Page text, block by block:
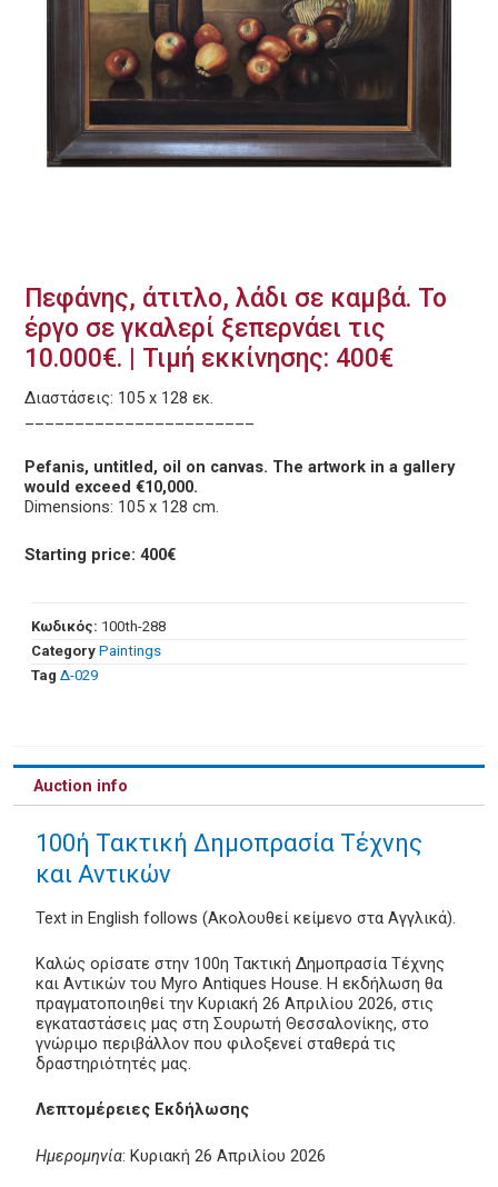
Πεφάνης, άτιτλο, λάδι σε καμβά. Το
έργο σε γκαλερί ξεπερνάει τις
10.000€. | Τιμή εκκίνησης: 400€
Διαστάσεις: 105 x 128 εκ.
Pefanis, untitled, oil on canvas. The artwork in a gallery
would exceed €10,000.
Dimensions: 105 x 128 cm.
Starting price: 400€
Κωδικός: 100th-288
Category Paintings
Tag Δ-029
Auction info
100ή Τακτική Δημοπρασία Τέχνης
και Αντικών
Text in English follows (Ακολουθεί κείμενο στα Αγγλικά).
Καλώς ορίσατε στην 100η Τακτική Δημοπρασία Τέχνης
και Αντικών του Myro Antiques House. Η εκδήλωση θα
πραγματοποιηθεί την Κυριακή 26 Απριλίου 2026, στις
εγκαταστάσεις μας στη Σουρωτή Θεσσαλονίκης, στο
γνώριμο περιβάλλον που φιλοξενεί σταθερά τις
δραστηριότητές μας.
Λεπτομέρειες Εκδήλωσης
Ημερομηνία: Κυριακή 26 Απριλίου 2026